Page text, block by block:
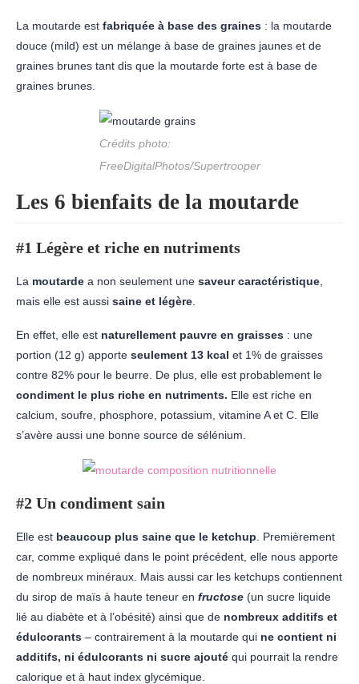
La moutarde est fabriquée à base des graines : la moutarde
douce (mild) est un mélange à base de graines jaunes et de
graines brunes tant dis que la moutarde forte est à base de
graines brunes.
Crédits photo:
FreeDigitalPhotos/Supertrooper
Les 6 bienfaits de la moutarde
#1 Légère et riche en nutriments
La moutarde a non seulement une saveur caractéristique
mais elle est aussi saine et légère
En effet, elle est naturellement pauvre en graisses : une
portion (12 g) apporte seulement 13 kcal et 1% de graisses
contre 82% pour le beurre. De plus, elle est probablement le
condiment le plus riche en nutriments. Elle est riche en
calcium, soufre, phosphore, potassium, vitamine A et C. Elle
s’avère aussi une bonne source de sélénium.
#2 Un condiment sain
Elle est beaucoup plus saine que le ketchup . Premièrement
car, comme expliqué dans le point précédent, elle nous apporte
de nombreux minéraux. Mais aussi car les ketchups contiennent
du sirop de maïs à haute teneur en fructose (un sucre liquide
lié au diabète et à l’obésité) ainsi que de nombreux additifs et
édulcorants – contrairement à la moutarde qui ne contient ni
additifs, ni édulcorants ni sucre ajouté qui pourrait la rendre
calorique et à haut index glycémique.